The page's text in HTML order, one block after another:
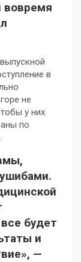
вовремя
в
не
у них
по
будет
и
—